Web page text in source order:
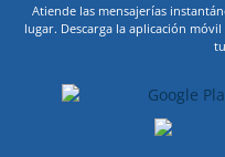
Atiende las mensajerías
lugar. Descarga la aplicación